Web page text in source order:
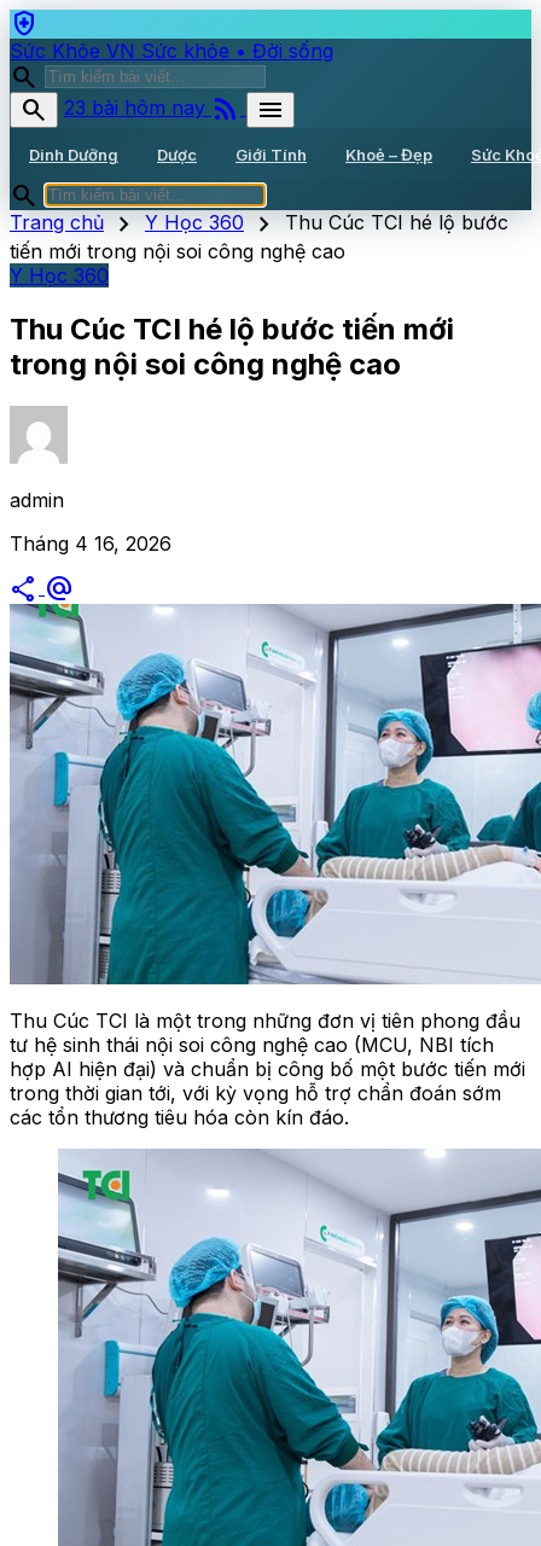
health_and_safety
Sức Khỏe VN Sức khỏe • Đời sống
search
search
23 bài hôm nay rss_feed menu
Dinh Dưỡng Dược Giới Tính Khoẻ – Đẹp Sức
search
Trang chủ chevron_right Y Học 360 chevron_right Thu Cúc TCI hé lộ bước
tiến mới trong nội soi công nghệ cao
Y Học 360
Thu Cúc TCI hé lộ bước tiến mới
trong nội soi công nghệ cao
admin
Tháng 4 16, 2026
share alternate_email
Thu Cúc TCI là một trong những đơn vị tiên phong đầu
tư hệ sinh thái nội soi công nghệ cao (MCU, NBI tích
hợp AI hiện đại) và chuẩn bị công bố một bước tiến mới
trong thời gian tới, với kỳ vọng hỗ trợ chẩn đoán sớm
các tổn thương tiêu hóa còn kín đáo.